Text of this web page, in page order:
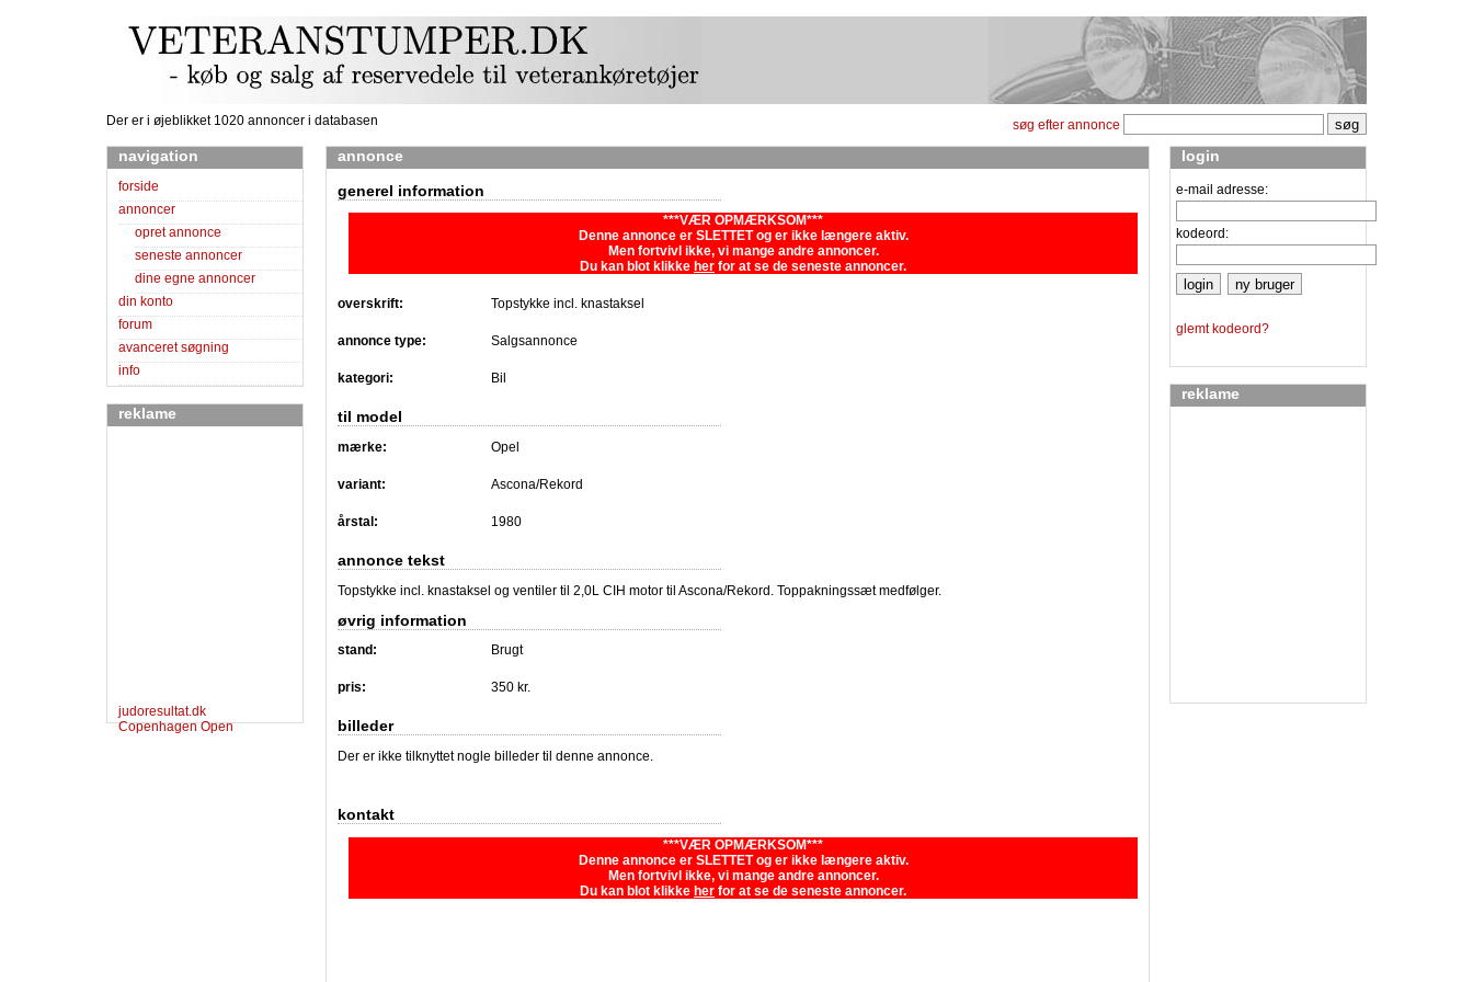
Der er i øjeblikket 1020 annoncer i databasen søg efter annonce
navigation
forside
annoncer
opret annonce
seneste annoncer
dine egne annoncer
din konto
forum
avanceret søgning
info
reklame
judoresultat.dk
Copenhagen Open
login
e-mail adresse:
kodeord:
glemt kodeord?
reklame
annonce
generel information
***VÆR OPMÆRKSOM***
Denne annonce er SLETTET og er ikke længere aktiv.
Men fortvivl ikke, vi mange andre annoncer.
Du kan blot klikke her for at se de seneste annoncer.
overskrift: Topstykke incl. knastaksel
annonce type: Salgsannonce
kategori: Bil
til model
mærke: Opel
variant: Ascona/Rekord
årstal: 1980
annonce tekst
Topstykke incl. knastaksel og ventiler til 2,0L CIH motor til Ascona/Rekord. Toppakningssæt medfølger.
øvrig information
stand: Brugt
pris: 350 kr.
billeder
Der er ikke tilknyttet nogle billeder til denne annonce.
kontakt
***VÆR OPMÆRKSOM***
Denne annonce er SLETTET og er ikke længere aktiv.
Men fortvivl ikke, vi mange andre annoncer.
Du kan blot klikke her for at se de seneste annoncer.